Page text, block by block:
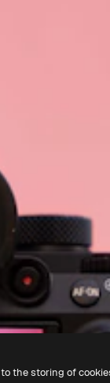
the storing of